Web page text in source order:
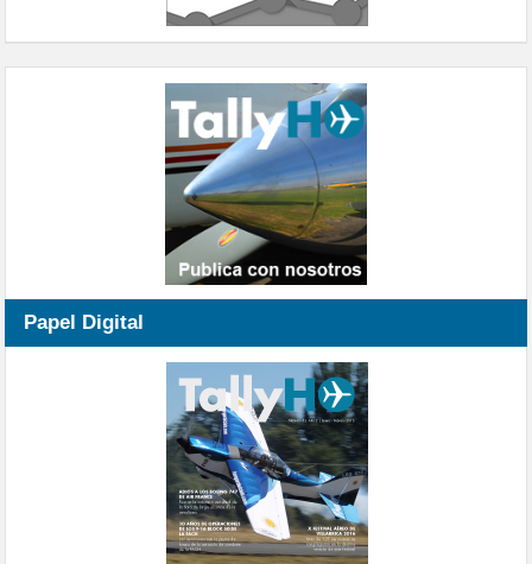
Papel Digital